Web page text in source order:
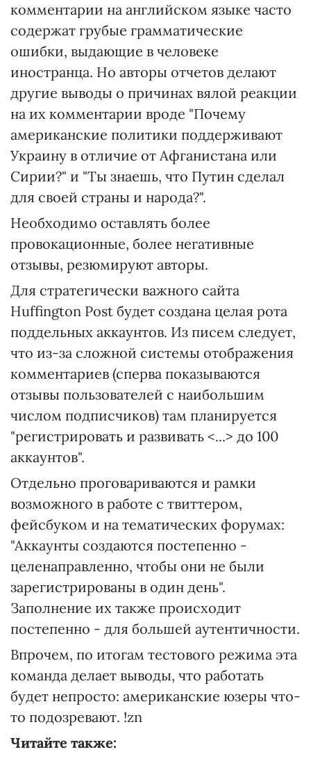
комментарии на английском языке часто
содержат грубые грамматические
ошибки, выдающие в человеке
иностранца. Но авторы отчетов делают
другие выводы о причинах вялой реакции
на их комментарии вроде "Почему
американские политики поддерживают
Украину в отличие от Афганистана или
Сирии?" и "Ты знаешь, что Путин сделал
для своей страны и народа?".
Необходимо оставлять более
провокационные, более негативные
отзывы, резюмируют авторы.
Для стратегически важного сайта
Huffington Post будет создана целая рота
поддельных аккаунтов. Из писем следует,
что из-за сложной системы отображения
комментариев (сперва показываются
отзывы пользователей с наибольшим
числом подписчиков) там планируется
"регистрировать и развивать <...> до 100
аккаунтов".
Отдельно проговариваются и рамки
возможного в работе с твиттером,
фейсбуком и на тематических форумах:
"Аккаунты создаются постепенно -
целенаправленно, чтобы они не были
зарегистрированы в один день".
Заполнение их также происходит
постепенно - для большей аутентичности.
Впрочем, по итогам тестового режима эта
команда делает выводы, что работать
будет непросто: американские юзеры что-
то подозревают. !zn
Читайте также: